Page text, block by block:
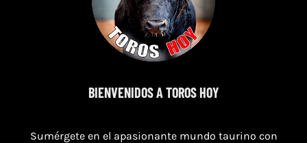
BIENVENIDOS A TOROS HOY
Sumérgete en el apasionante mundo taurino con